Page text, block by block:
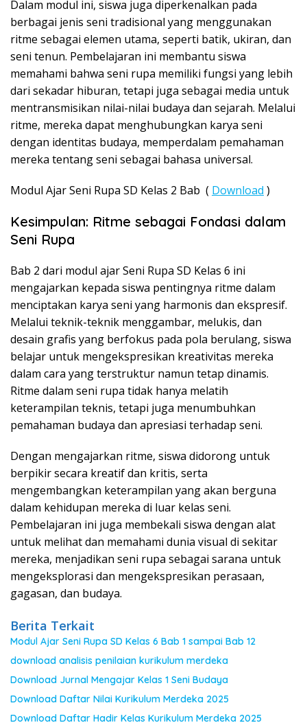
Dalam modul ini, siswa juga diperkenalkan pada
berbagai jenis seni tradisional yang menggunakan
ritme sebagai elemen utama, seperti batik, ukiran, dan
seni tenun. Pembelajaran ini membantu siswa
memahami bahwa seni rupa memiliki fungsi yang lebih
dari sekadar hiburan, tetapi juga sebagai media untuk
mentransmisikan nilai-nilai budaya dan sejarah. Melalui
ritme, mereka dapat menghubungkan karya seni
dengan identitas budaya, memperdalam pemahaman
mereka tentang seni sebagai bahasa universal.
Modul Ajar Seni Rupa SD Kelas 2 Bab ( Download )
Kesimpulan: Ritme sebagai Fondasi dalam
Seni Rupa
Bab 2 dari modul ajar Seni Rupa SD Kelas 6 ini
mengajarkan kepada siswa pentingnya ritme dalam
menciptakan karya seni yang harmonis dan ekspresif.
Melalui teknik-teknik menggambar, melukis, dan
desain grafis yang berfokus pada pola berulang, siswa
belajar untuk mengekspresikan kreativitas mereka
dalam cara yang terstruktur namun tetap dinamis.
Ritme dalam seni rupa tidak hanya melatih
keterampilan teknis, tetapi juga menumbuhkan
pemahaman budaya dan apresiasi terhadap seni.
Dengan mengajarkan ritme, siswa didorong untuk
berpikir secara kreatif dan kritis, serta
mengembangkan keterampilan yang akan berguna
dalam kehidupan mereka di luar kelas seni.
Pembelajaran ini juga membekali siswa dengan alat
untuk melihat dan memahami dunia visual di sekitar
mereka, menjadikan seni rupa sebagai sarana untuk
mengeksplorasi dan mengekspresikan perasaan,
gagasan, dan budaya.
Berita Terkait
Modul Ajar Seni Rupa SD Kelas 6 Bab 1 sampai Bab 12
download analisis penilaian kurikulum merdeka
Download Jurnal Mengajar Kelas 1 Seni Budaya
Download Daftar Nilai Kurikulum Merdeka 2025
Download Daftar Hadir Kelas Kurikulum Merdeka 2025